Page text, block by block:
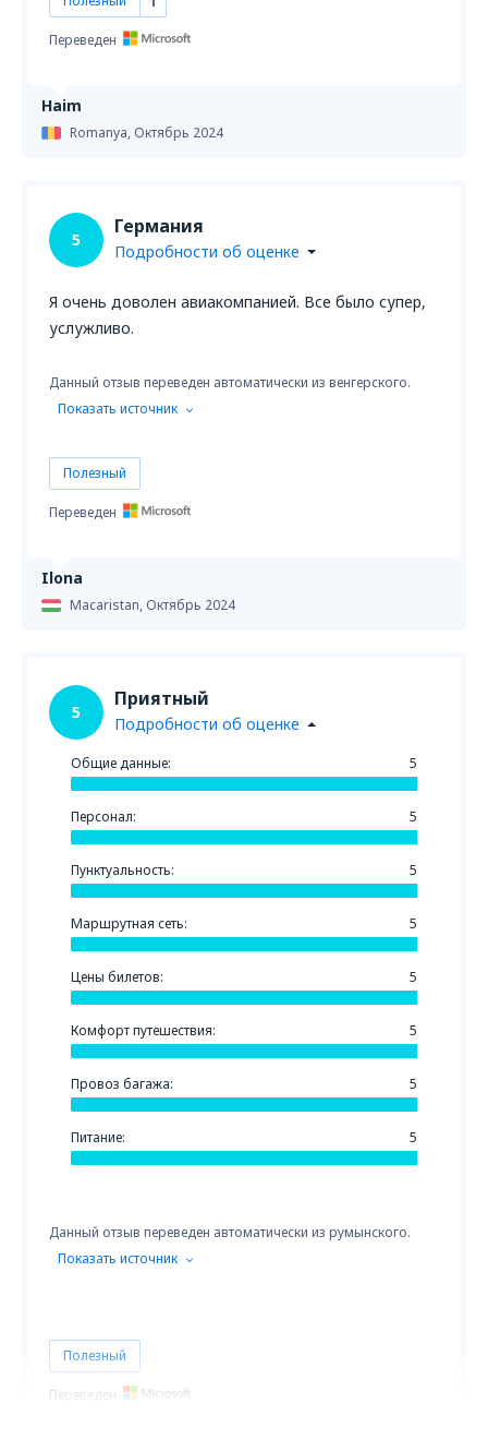
Haim
Romanya, Октябрь 2024
Переведен
Ilona
Macaristan, Октябрь 2024
5
Германия
Подробности об оценке
Я очень доволен авиакомпанией. Все было супер,
услужливо.
Данный отзыв переведен автоматически из венгерского.
Показать источник
Полезный
Переведен
5
Приятный
Подробности об оценке
Общие данные: 5
Персонал: 5
Пунктуальность: 5
Маршрутная сеть: 5
Цены билетов: 5
Комфорт путешествия: 5
Провоз багажа: 5
Питание: 5
Данный отзыв переведен автоматически из румынского.
Показать источник
Полезный
Переведен